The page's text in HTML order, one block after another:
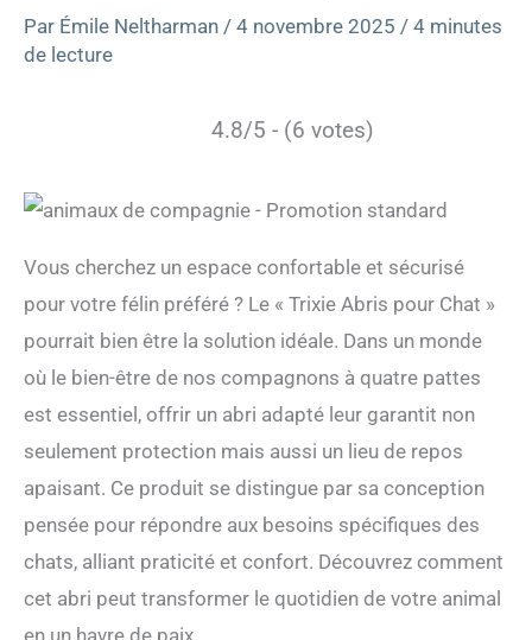
Par Émile Neltharman / 4 novembre 2025 / 4 minutes
de lecture
4.8/5 - (6 votes)
Vous cherchez un espace confortable et sécurisé
pour votre félin préféré ? Le « Trixie Abris pour Chat »
pourrait bien être la solution idéale. Dans un monde
où le bien-être de nos compagnons à quatre pattes
est essentiel, offrir un abri adapté leur garantit non
seulement protection mais aussi un lieu de repos
apaisant. Ce produit se distingue par sa conception
pensée pour répondre aux besoins spécifiques des
chats, alliant praticité et confort. Découvrez comment
cet abri peut transformer le quotidien de votre animal